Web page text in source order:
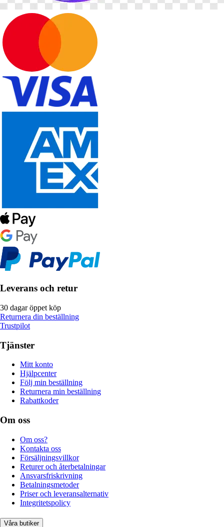
Leverans och retur
30 dagar öppet köp
Returnera din beställning
Trustpilot
Tjänster
Mitt konto
Hjälpcenter
Följ min beställning
Returnera min beställning
Rabattkoder
Om oss
Om oss?
Kontakta oss
Försäljningsvillkor
Returer och återbetalningar
Ansvarsfriskrivning
Betalningsmetoder
Priser och leveransalternativ
Integritetspolicy
Våra butiker